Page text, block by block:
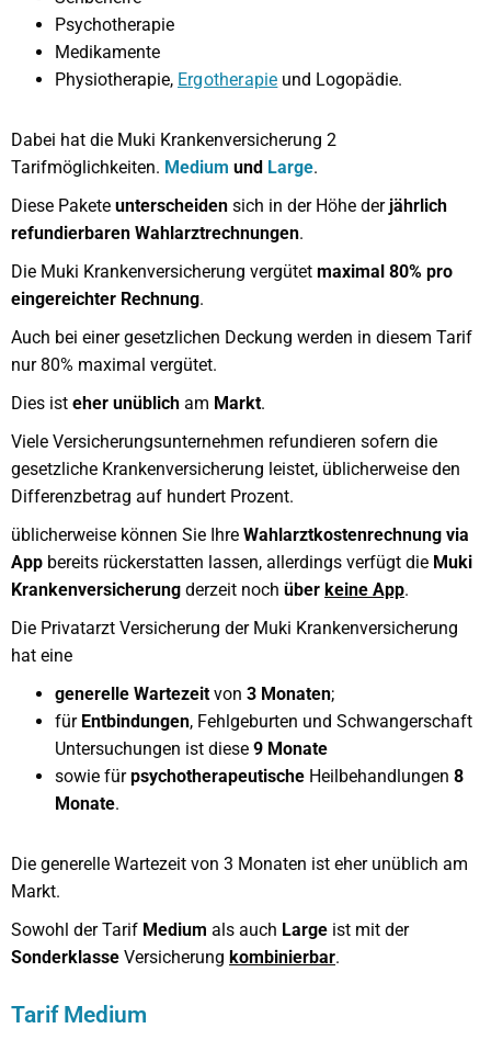
Psychotherapie
Medikamente
Physiotherapie, Ergotherapie und Logopädie.
Dabei hat die Muki Krankenversicherung 2
Tarifmöglichkeiten. Medium und Large.
Diese Pakete unterscheiden sich in der Höhe der jährlich
refundierbaren Wahlarztrechnungen.
Die Muki Krankenversicherung vergütet maximal 80% pro
eingereichter Rechnung.
Auch bei einer gesetzlichen Deckung werden in diesem Tarif
nur 80% maximal vergütet.
Dies ist eher unüblich am Markt.
Viele Versicherungsunternehmen refundieren sofern die
gesetzliche Krankenversicherung leistet, üblicherweise den
Differenzbetrag auf hundert Prozent.
üblicherweise können Sie Ihre Wahlarztkostenrechnung via
App bereits rückerstatten lassen, allerdings verfügt die Muki
Krankenversicherung derzeit noch über keine App.
Die Privatarzt Versicherung der Muki Krankenversicherung
hat eine
generelle Wartezeit von 3 Monaten;
für Entbindungen, Fehlgeburten und Schwangerschaft
Untersuchungen ist diese 9 Monate
sowie fürpsychotherapeutische Heilbehandlungen 8
Monate.
Die generelle Wartezeit von 3 Monaten ist eher unüblich am
Markt.
Sowohl der Tarif Medium als auch Large ist mit der
Sonderklasse Versicherung kombinierbar.
Tarif Medium